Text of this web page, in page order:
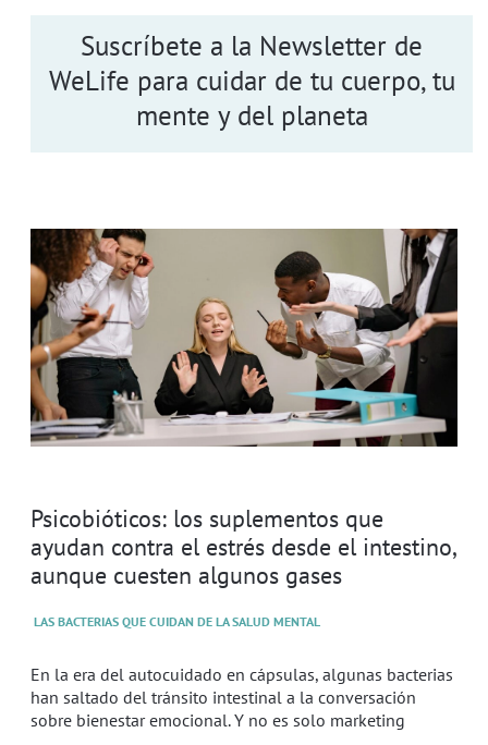
Psicobióticos: los suplementos que
ayudan contra el estrés desde el intestino,
aunque cuesten algunos gases
LAS BACTERIAS QUE CUIDAN DE LA SALUD MENTAL
En la era del autocuidado en cápsulas, algunas bacterias
han saltado del tránsito intestinal a la conversación
sobre bienestar emocional. Y no es solo marketing
Suscríbete a la Newsletter de
WeLife para cuidar de tu cuerpo, tu
mente y del planeta